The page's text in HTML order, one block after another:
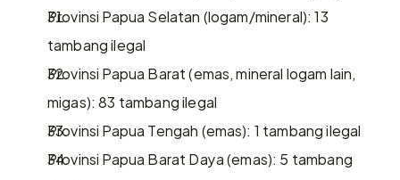
Provinsi Papua Selatan (logam/mineral): 13
tambang ilegal
Provinsi Papua Barat (emas, mineral logam lain,
migas): 83 tambang ilegal
Provinsi Papua Tengah (emas): 1 tambang ilegal
Provinsi Papua Barat Daya (emas): 5 tambang